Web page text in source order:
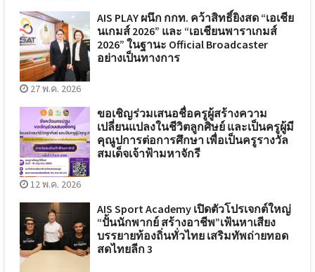
AIS PLAY ผนึก กกท. คว้าสิทธิ์ยิงสด “เอเชีย
นเกมส์ 2026” และ “เอเชียนพาราเกมส์
2026” ในฐานะ Official Broadcaster
อย่างเป็นทางการ
27 พ.ค. 2026
ขอเชิญร่วมเสนอชื่อครูผู้สร้างความ
เปลี่ยนแปลงในชีวิตลูกศิษย์ และเป็นครูผู้มี
คุณูปการต่อการศึกษา เพื่อเป็นครูรางวัล
สมเด็จเจ้าฟ้ามหาจักรี
12 พ.ค. 2026
AIS Sport Academy เปิดตัวโปรเจกต์ใหญ่
“ปั้นนักพากย์ สร้างอาชีพ”เฟ้นหาเสียง
บรรยายท้องถิ่นทั่วไทย เสริมทัพถ่ายทอด
สดไทยลีก 3